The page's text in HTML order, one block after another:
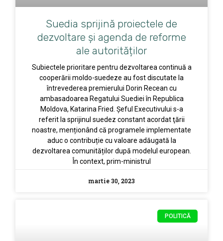
Suedia sprijină proiectele de
dezvoltare și agenda de reforme
ale autorităților
Subiectele prioritare pentru dezvoltarea continuă a
cooperării moldo-suedeze au fost discutate la
întrevederea premierului Dorin Recean cu
ambasadoarea Regatului Suediei în Republica
Moldova, Katarina Fried. Șeful Executivului s-a
referit la sprijinul suedez constant acordat ţării
noastre, menționând că programele implementate
aduc o contribuție cu valoare adăugată la
dezvoltarea comunităților după modelul european.
În context, prim-ministrul
martie 30, 2023
POLITICĂ